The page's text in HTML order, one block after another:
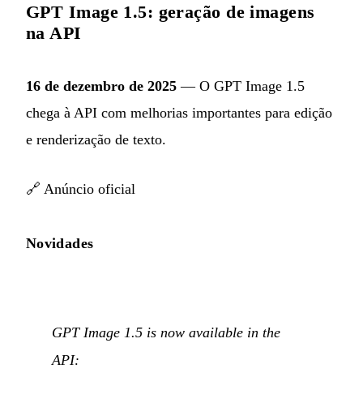
GPT Image 1.5: geração de imagens
na API
16 de dezembro de 2025 — O GPT Image 1.5
chega à API com melhorias importantes para edição
e renderização de texto.
🔗 Anúncio oficial
Novidades
GPT Image 1.5 is now available in the
API: